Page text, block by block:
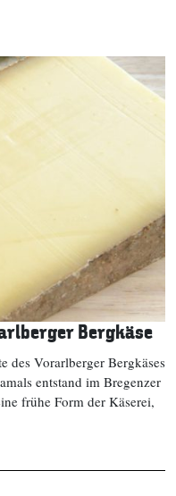
Bergkäse
des Vorarlberger Bergkäses
entstand im Bregenzer
frühe Form der Käserei,